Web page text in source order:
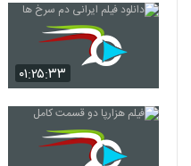
۰۱:۲۵:۳۳